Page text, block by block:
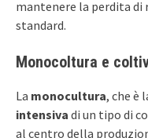
mantenere la perdita di
standard.
Monocoltura e
La monocultura, che è
intensiva di un tipo di
al centro della